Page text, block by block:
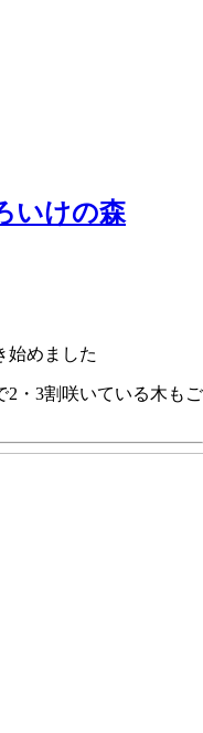
いけの森
始めました
2・3割咲いている木もご